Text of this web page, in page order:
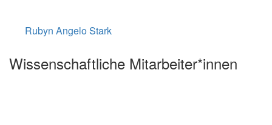
Rubyn Angelo Stark
Wissenschaftliche Mitarbeiter*innen